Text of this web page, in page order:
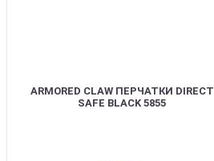
ARMORED CLAW ПЕРЧАТКИ DIRECT
SAFE BLACK 5855